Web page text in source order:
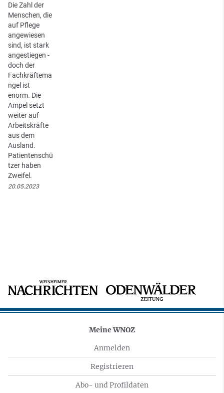
Die Zahl der
Menschen, die
auf Pflege
angewiesen
sind, ist stark
angestiegen -
doch der
Fachkräftema
ngel ist
enorm. Die
Ampel setzt
weiter auf
Arbeitskräfte
aus dem
Ausland.
Patientenschü
tzer haben
Zweifel.
20.05.2023
Meine WNOZ
Anmelden
Registrieren
Abo- und Profildaten